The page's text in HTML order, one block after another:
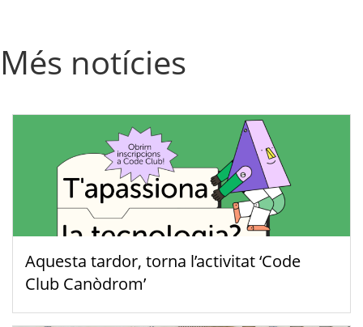
Més notícies
Aquesta tardor, torna l’activitat ‘Code
Club Canòdrom’